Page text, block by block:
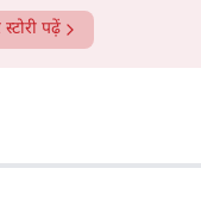
पढ़ें